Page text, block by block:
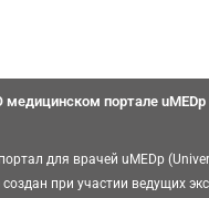
медицинском портале uMEDp
для врачей uMEDp
при участии ведущих